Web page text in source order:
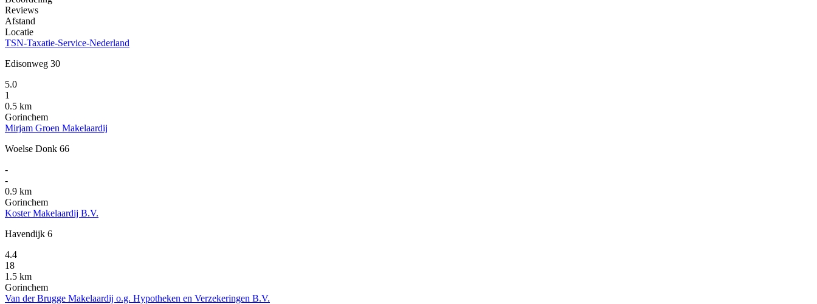
Reviews
Afstand
Locatie
TSN-Taxatie-Service-Nederland
Edisonweg 30
5.0
1
0.5 km
Gorinchem
Mirjam Groen Makelaardij
Woelse Donk 66
-
-
0.9 km
Gorinchem
Koster Makelaardij B.V.
Havendijk 6
4.4
18
1.5 km
Gorinchem
Van der Brugge Makelaardij o.g. Hypotheken en Verzekeringen B.V.